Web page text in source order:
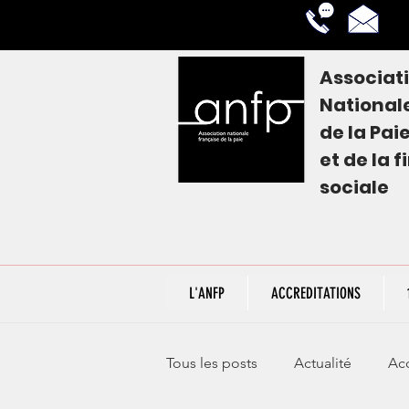
de la Paie
et de la
sociale
L'ANFP ACCREDITATIONS
Tous les posts Actualité